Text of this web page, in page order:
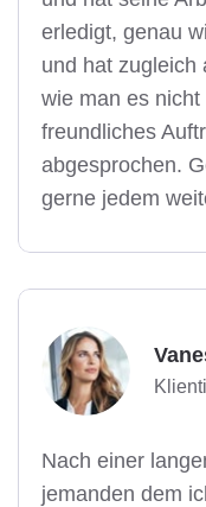
erledigt, genau
und hat zugleich
wie man es
freundliches
abgesprochen.
gerne jedem
Nach einer
jemanden dem